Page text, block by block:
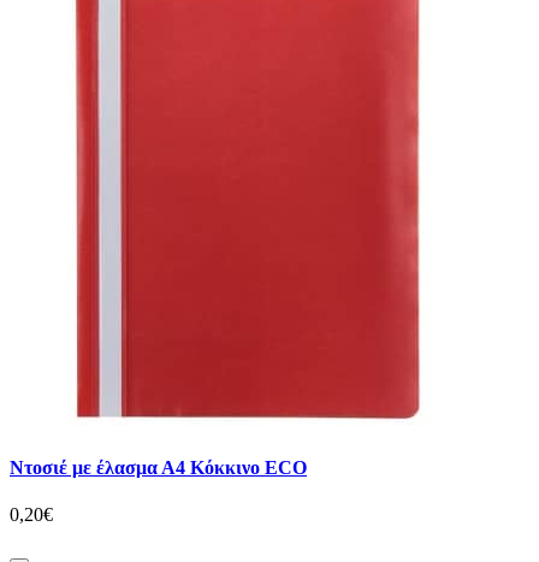
Ντοσιέ με έλασμα Α4 Κόκκινο ECO
0,20€